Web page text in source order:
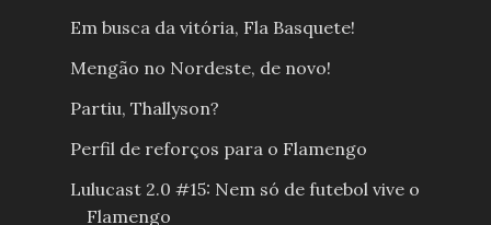
Em busca da vitória, Fla Basquete!
Mengão no Nordeste, de novo!
Partiu, Thallyson?
Perfil de reforços para o Flamengo
Lulucast 2.0 #15: Nem só de futebol vive o
Flamengo